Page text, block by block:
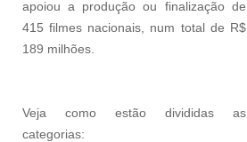
apoiou a produção ou finalização de
415 filmes nacionais, num total de R$
189 milhões.
Veja como estão divididas as
categorias: